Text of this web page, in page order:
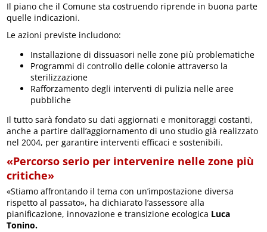
Il piano che il Comune sta costruendo riprende in buona parte
quelle indicazioni.
Le azioni previste includono:
Installazione di dissuasori nelle zone più problematiche
Programmi di controllo delle colonie attraverso la
sterilizzazione
Rafforzamento degli interventi di pulizia nelle aree
pubbliche
Il tutto sarà fondato su dati aggiornati e monitoraggi costanti,
anche a partire dall’aggiornamento di uno studio già realizzato
nel 2004, per garantire interventi efficaci e sostenibili.
«Percorso serio per intervenire nelle zone più
critiche»
«Stiamo affrontando il tema con un’impostazione diversa
rispetto al passato», ha dichiarato l’assessore alla
pianificazione, innovazione e transizione ecologica Luca
Tonino.